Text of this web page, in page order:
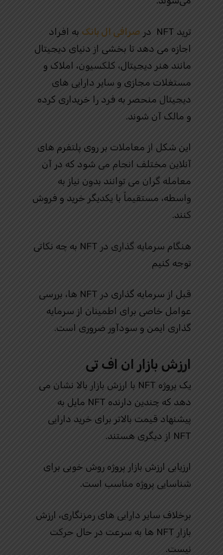
ترید NFT در صرافی ال بانک به افراد
اجازه می دهد تا بخشی از دنیای دیجیتال
مانند هنر دیجیتال، کلکسیون، املاک و
مستغلات مجازی و سایر دارایی های
دیجیتال منحصر به فرد را خریداری کرده
و مالک آن شوند.
این شکل از معاملات بر روی پلتفرم های
آنلاین مختلف انجام می شود که در آن
معامله گران می توانند بدون نیاز به
واسطه، مستقیماً با یکدیگر خرید و فروش
کنند.
هنگام سرمایه گذاری در NFT به چه نکاتی
توجه کنیم
قبل از سرمایه گذاری در NFT ها، بررسی
عوامل خاصی برای اطمینان از سرمایه
گذاری ایمن و سودآور ضروری است.
ارزش بازار ان اف تی
یک پروژه NFT با ارزش بازار بالا نشان می
دهد که چندین دارنده NFT مایل به
پیشنهاد قیمت بالاتر برای خرید دارایی
NFT از دیگری هستند.
ارزیابی ارزش بازار پروژه روش خوبی برای
شناسایی پروژه مناسب است.
برخلاف سایر دارایی های رمزنگاری، ارزش
بازار NFT ها به سرعت در حال حرکت
نیست.